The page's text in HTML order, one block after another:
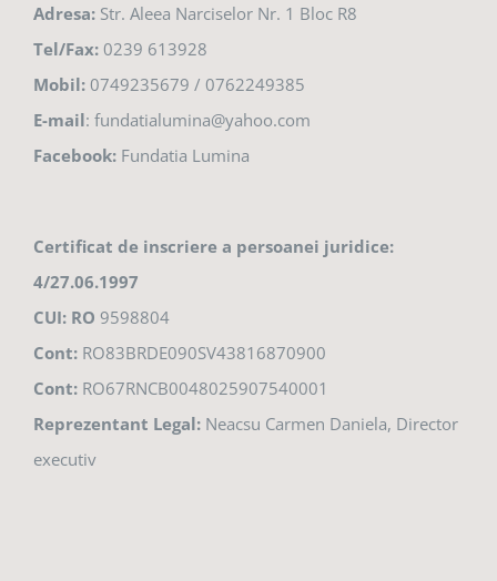
Adresa: Str. Aleea Narciselor Nr. 1 Bloc R8
Tel/Fax: 0239 613928
Mobil: 0749235679 / 0762249385
E-mail: fundatialumina@yahoo.com
Facebook: Fundatia Lumina
Certificat de inscriere a persoanei juridice:
4/27.06.1997
CUI: RO 9598804
Cont: RO83BRDE090SV43816870900
Cont: RO67RNCB0048025907540001
Reprezentant Legal: Neacsu Carmen Daniela, Director
executiv